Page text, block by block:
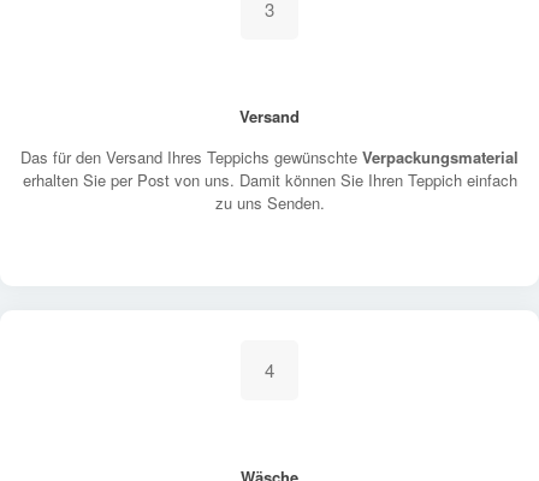
3
Versand
Das für den Versand Ihres Teppichs gewünschte Verpackungsmaterial
erhalten Sie per Post von uns. Damit können Sie Ihren Teppich einfach
zu uns Senden.
4
Wäsche